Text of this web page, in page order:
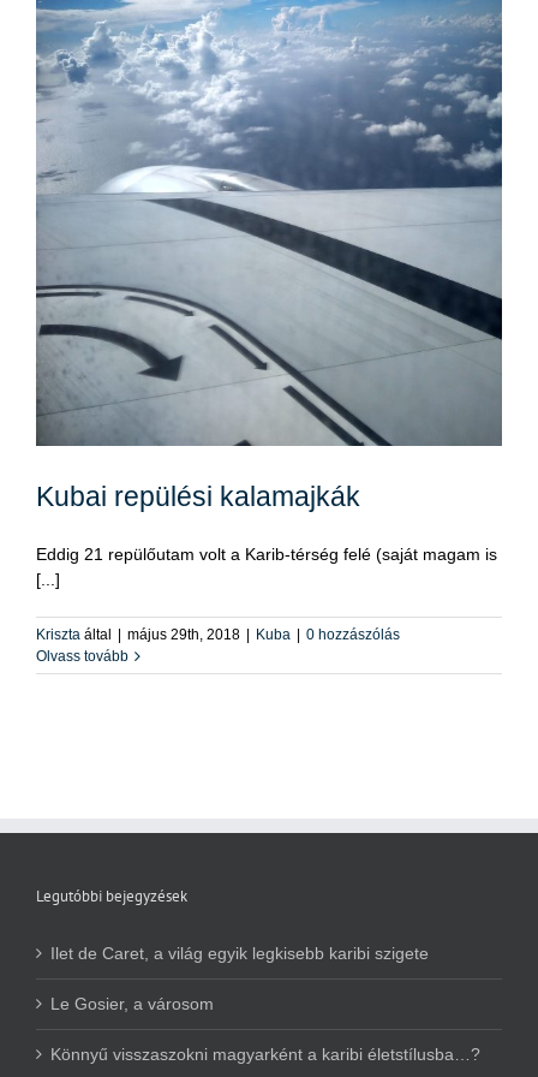
Kubai repülési kalamajkák
Eddig 21 repülőutam volt a Karib-térség felé (saját magam is
[...]
Kriszta által május 29th, 2018 Kuba
0 hozzászólás
Olvass tovább
Legutóbbi bejegyzések
Ilet de Caret, a világ egyik legkisebb karibi szigete
Le Gosier, a városom
Könnyű visszaszokni magyarként a karibi életstílusba…?